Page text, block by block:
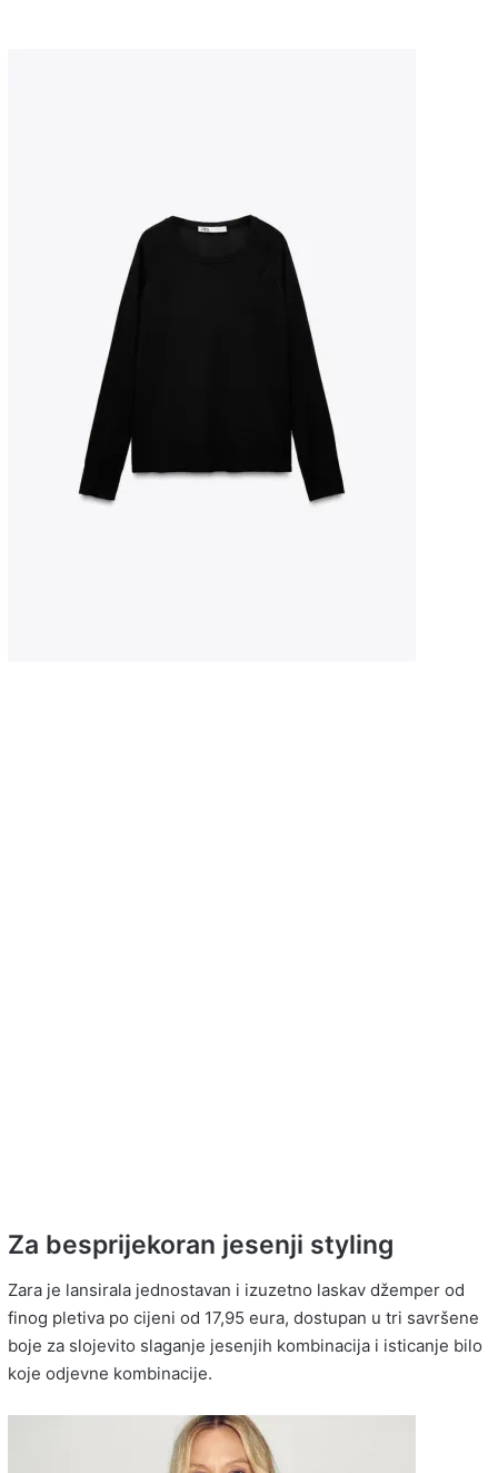
Za besprijekoran jesenji styling
Zara je lansirala jednostavan i izuzetno laskav džemper od
finog pletiva po cijeni od 17,95 eura, dostupan u tri savršene
boje za slojevito slaganje jesenjih kombinacija i isticanje bilo
koje odjevne kombinacije.